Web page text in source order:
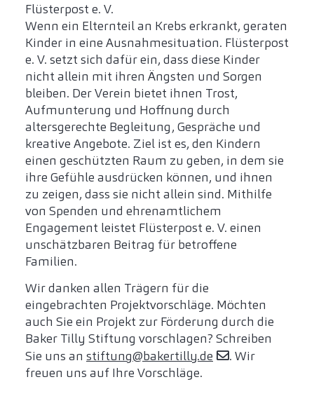
Flüsterpost e. V.
Wenn ein Elternteil an Krebs erkrankt, geraten
Kinder in eine Ausnahmesituation. Flüsterpost
e. V. setzt sich dafür ein, dass diese Kinder
nicht allein mit ihren Ängsten und Sorgen
bleiben. Der Verein bietet ihnen Trost,
Aufmunterung und Hoffnung durch
altersgerechte Begleitung, Gespräche und
kreative Angebote. Ziel ist es, den Kindern
einen geschützten Raum zu geben, in dem sie
ihre Gefühle ausdrücken können, und ihnen
zu zeigen, dass sie nicht allein sind. Mithilfe
von Spenden und ehrenamtlichem
Engagement leistet Flüsterpost e. V. einen
unschätzbaren Beitrag für betroffene
Familien.
Wir danken allen Trägern für die
eingebrachten Projektvorschläge. Möchten
auch Sie ein Projekt zur Förderung durch die
Baker Tilly Stiftung vorschlagen? Schreiben
Sie uns an stiftung@bakertilly.de
. Wir
freuen uns auf Ihre Vorschläge.